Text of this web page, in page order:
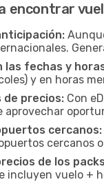
encontrar
las fechas y
y en horas
precios: Con
aprovechar
cercanos:
cercanos
de los
incluyen vuelo +